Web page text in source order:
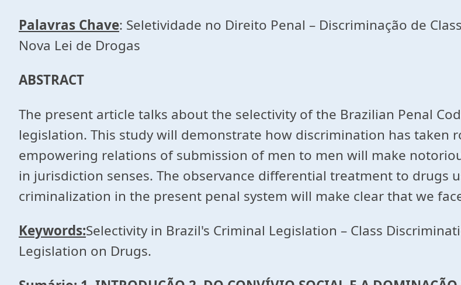
Palavras Chave: Seletividade no Direito Penal – Discriminação de
Nova Lei de Drogas
ABSTRACT
The present article talks about the selectivity of the Brazilian Penal
legislation. This study will demonstrate how discrimination has taken
empowering relations of submission of men to men will make
in jurisdiction senses. The observance differential treatment to drugs
criminalization in the present penal system will make clear that we
Keywords:Selectivity in Brazil's Criminal Legislation – Class
Legislation on Drugs.